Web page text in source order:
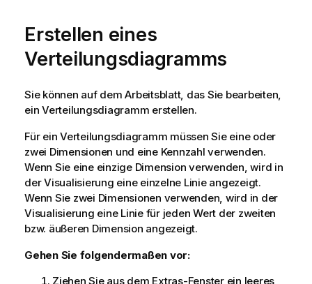
Erstellen eines
Verteilungsdiagramms
Sie können auf dem Arbeitsblatt, das Sie bearbeiten,
ein Verteilungsdiagramm erstellen.
Für ein Verteilungsdiagramm müssen Sie eine oder
zwei Dimensionen und eine Kennzahl verwenden.
Wenn Sie eine einzige Dimension verwenden, wird in
der Visualisierung eine einzelne Linie angezeigt.
Wenn Sie zwei Dimensionen verwenden, wird in der
Visualisierung eine Linie für jeden Wert der zweiten
bzw. äußeren Dimension angezeigt.
Gehen Sie folgendermaßen vor:
Ziehen Sie aus dem Extras-Fenster ein leeres